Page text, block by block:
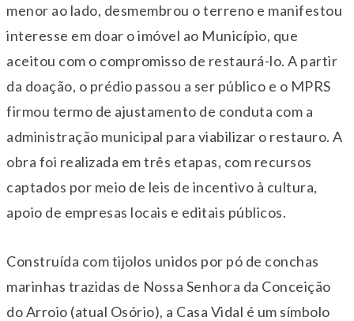
menor ao lado, desmembrou o terreno e manifestou
interesse em doar o imóvel ao Município, que
aceitou com o compromisso de restaurá-lo. A partir
da doação, o prédio passou a ser público e o MPRS
firmou termo de ajustamento de conduta com a
administração municipal para viabilizar o restauro. A
obra foi realizada em três etapas, com recursos
captados por meio de leis de incentivo à cultura,
apoio de empresas locais e editais públicos.
Construída com tijolos unidos por pó de conchas
marinhas trazidas de Nossa Senhora da Conceição
do Arroio (atual Osório), a Casa Vidal é um símbolo